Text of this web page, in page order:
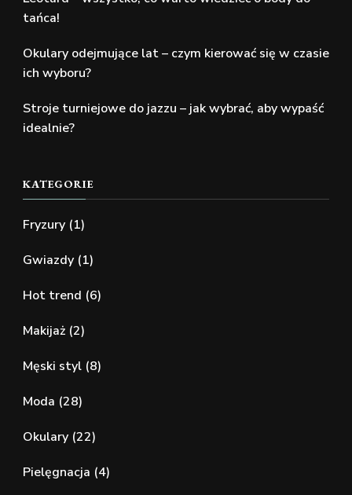
tańca!
Okulary odejmujące lat – czym kierować się w czasie
ich wyboru?
Stroje turniejowe do jazzu – jak wybrać, aby wypaść
idealnie?
KATEGORIE
Fryzury (1)
Gwiazdy (1)
Hot trend (6)
Makijaż (2)
Męski styl (8)
Moda (28)
Okulary (22)
Pielęgnacja (4)